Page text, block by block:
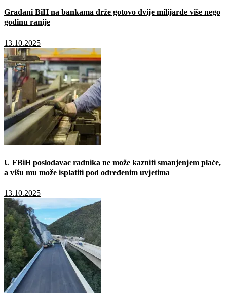
Građani BiH na bankama drže gotovo dvije milijarde više nego
godinu ranije
13.10.2025
U FBiH poslodavac radnika ne može kazniti smanjenjem plaće,
a višu mu može isplatiti pod određenim uvjetima
13.10.2025